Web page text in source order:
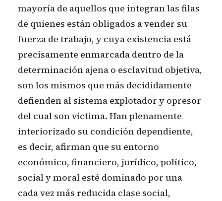
mayoría de aquellos que integran las filas
de quienes están obligados a vender su
fuerza de trabajo, y cuya existencia está
precisamente enmarcada dentro de la
determinación ajena o esclavitud objetiva,
son los mismos que más decididamente
defienden al sistema explotador y opresor
del cual son víctima. Han plenamente
interiorizado su condición dependiente,
es decir, afirman que su entorno
económico, financiero, jurídico, político,
social y moral esté dominado por una
cada vez más reducida clase social,